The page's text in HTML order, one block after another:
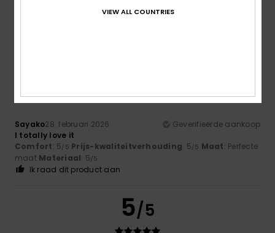
Sayako28. februari 2026
Geverifieerde aankoop
I totally love it
Comfort: 5/5 Prijs-kwaliteitverhouding: 5/5 Maat: Perfecte
maat Materiaal: 5/5
Ik raad dit product aan
5/5
VIEW ALL COUNTRIES